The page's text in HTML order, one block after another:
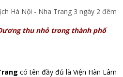
thu nhỏ trong thành phố
có tên đầy đủ là Viện Hàn Lâm